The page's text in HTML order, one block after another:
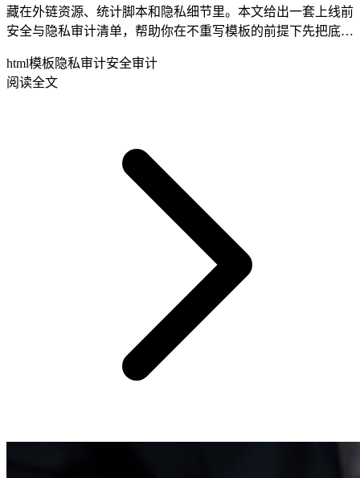
藏在外链资源、统计脚本和隐私细节里。本文给出一套上线前
安全与隐私审计清单，帮助你在不重写模板的前提下先把底线
html模板 隐私审计安全审计
阅读全文